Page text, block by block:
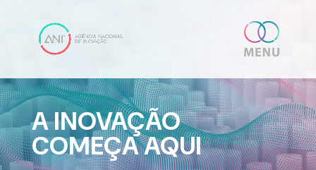
A INOVAÇÃO
COMEÇA AQUI